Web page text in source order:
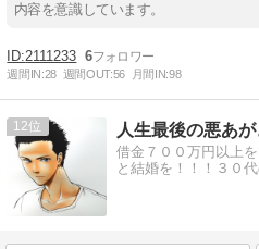
内容を意識しています。
2111233 6
週間IN:28 週間OUT:56 月間IN:98
12 人生最後の悪あが
借金７００万円以上
と結婚を！！！３０